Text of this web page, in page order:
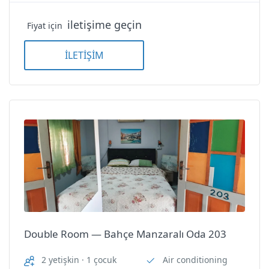
Shower/WC
Sound Insulation
TV
Wi-Fi
Fiyat için iletişime geçin
İLETİŞİM
Double Room — Bahçe Manzaralı Oda 203
2 yetişkin · 1 çocuk Air conditioning